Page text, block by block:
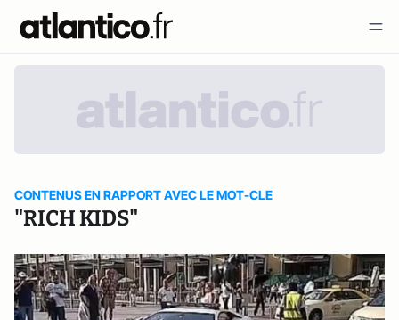
CONTENUS EN RAPPORT AVEC LE MOT-CLE
"RICH KIDS"